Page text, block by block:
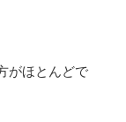
がほとんどで